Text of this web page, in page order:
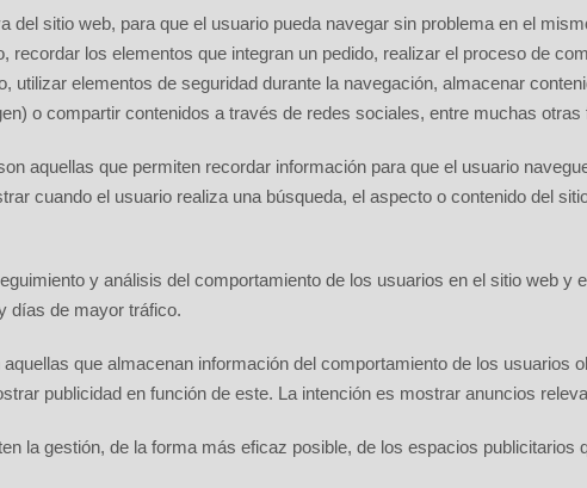
del sitio web, para que el usuario pueda navegar sin problema en el
recordar los elementos que integran un pedido, realizar el proceso de
utilizar elementos de seguridad durante la navegación, almacenar
o compartir contenidos a través de redes sociales, entre muchas otras
aquellas que permiten recordar información para que el usuario
cuando el usuario realiza una búsqueda, el aspecto o contenido del
y análisis del comportamiento de los usuarios en el sitio web
días de mayor tráfico.
aquellas que almacenan información del comportamiento de los usuarios
publicidad en función de este. La intención es mostrar anuncios
la gestión, de la forma más eficaz posible, de los espacios